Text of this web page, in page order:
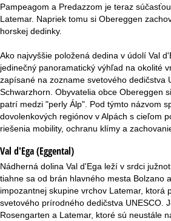
t
á
n
k
Pampeagom a Predazzom je teraz
Latemar. Napriek tomu si Obereggen
horskej dedinky.
Ako najvyššie položená dedina v údolí Val
jedinečný panoramatický výhľad na okolité
zapísané na zozname svetového dedičstva
Schwarzhorn. Obyvatelia obce Obereggen
patrí medzi "perly Álp". Pod týmto názvom
dovolenkových regiónov v Alpách s cieľom
riešenia mobility, ochranu klímy a
Val d'Ega (Eggental)
Nádherná dolina Val d'Ega leží v srdci
tiahne sa od brán hlavného mesta Bolzano
impozantnej skupine vrchov Latemar, ktorá
svetového prírodného dedičstva UNESCO.
Rosengarten a Latemar, ktoré sú neustále